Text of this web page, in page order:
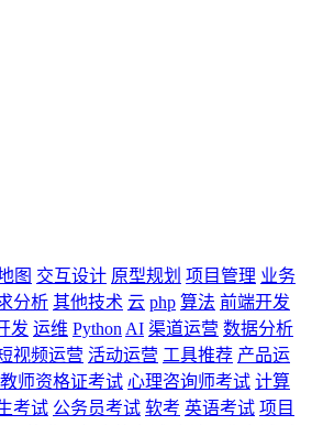
图 交互设计 原型规划 项目管理 业务
分析 其他技术 云 php 算法 前端开发
发 运维 Python AI 渠道运营 数据分析
视频运营 活动运营 工具推荐 产品运
教师资格证考试 心理咨询师考试 计算
考试 公务员考试 软考 英语考试 项目